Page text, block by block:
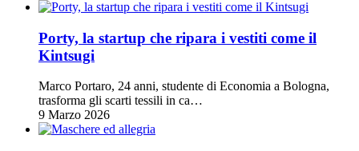
Porty, la startup che ripara i vestiti come il
Kintsugi
Marco Portaro, 24 anni, studente di Economia a Bologna,
trasforma gli scarti tessili in ca…
9 Marzo 2026